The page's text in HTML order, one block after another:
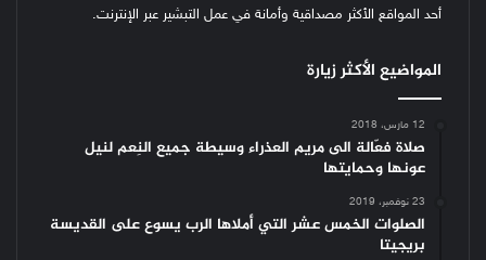
أحد المواقع الأكثر مصداقية وأمانة في عمل التبشير عبر الإنترنت.
المواضيع الأكثر زيارة
12 مارس، 2018
صلاة فعّالة الى مريم العذراء وسيطة جميع النِعم لنيل
عونها وحمايتها
23 نوفمبر، 2019
الصلوات الخمس عشر التي أملاها الرب يسوع على القديسة
بريجيتا